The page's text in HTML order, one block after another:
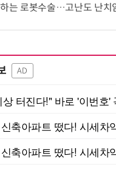
는 로봇수술…고난도 난치
AD